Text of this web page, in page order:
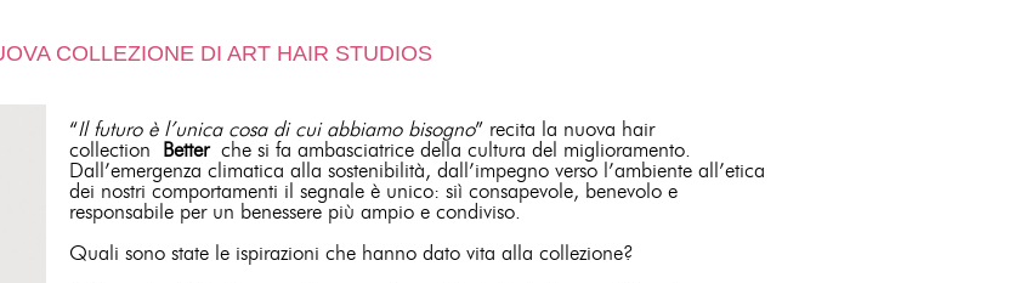
COLLEZIONE DI ART HAIR STUDIOS
“Il futuro è l’unica cosa di cui abbiamo bisogno” recita la nuova hair
collection
Betterche si fa ambasciatrice della cultura del miglioramento.
Dall’emergenza climatica alla sostenibilità, dall’impegno verso l’ambiente all’etica
dei nostri comportamenti il segnale è unico: siì consapevole, benevolo e
responsabile per un benessere più ampio e condiviso.
Quali sono state le ispirazioni che hanno dato vita alla collezione?